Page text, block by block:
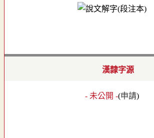
漢隸字源
- 未公開 -(申請)